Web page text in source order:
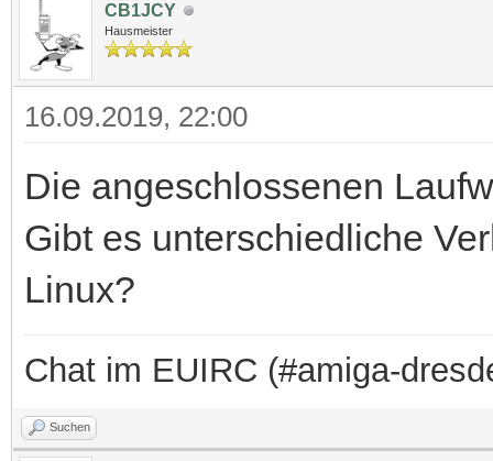
CB1JCY
Hausmeister
16.09.2019, 22:00
Die angeschlossenen
Gibt es unterschiedliche
Linux?
Chat im EUIRC (#amiga-
Suchen